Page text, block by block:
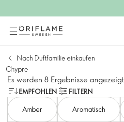
Nach Duftfamilie einkaufen
Chypre
Es werden 8 Ergebnisse angezeigt
EMPFOHLEN
FILTERN
Amber
Aromatisch